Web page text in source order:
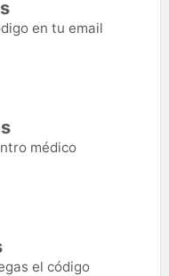
en tu email
médico
el código